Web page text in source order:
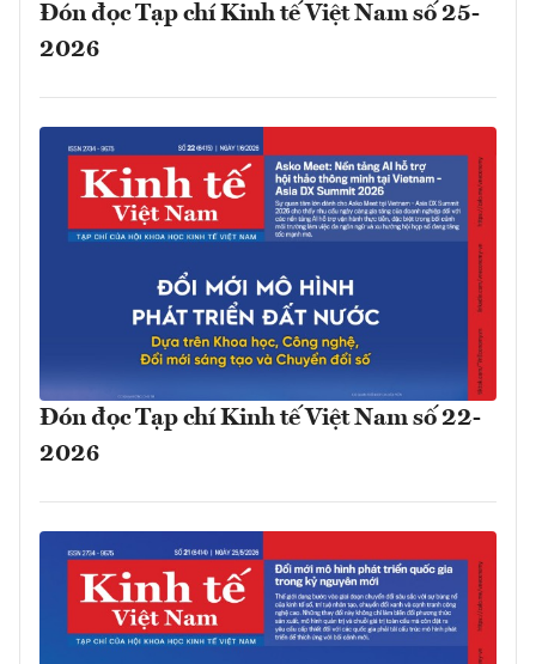
Đón đọc Tạp chí Kinh tế Việt Nam số 25-
2026
Đón đọc Tạp chí Kinh tế Việt Nam số 22-
2026